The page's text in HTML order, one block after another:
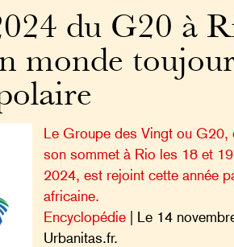
du G20 à
monde
Le Groupe des Vingt ou G20,
son sommet à Rio les 18 et
2024, est rejoint cette année
africaine.
Encyclopédie| Le 14
Urbanitas.fr.